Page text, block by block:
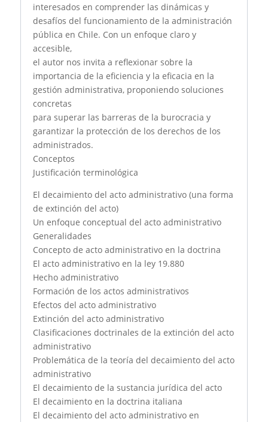
interesados en comprender las dinámicas y
desafíos del funcionamiento de la administración
pública en Chile. Con un enfoque claro y
accesible,
el autor nos invita a reflexionar sobre la
importancia de la eficiencia y la eficacia en la
gestión administrativa, proponiendo soluciones
concretas
para superar las barreras de la burocracia y
garantizar la protección de los derechos de los
administrados.
Conceptos
Justificación terminológica
El decaimiento del acto administrativo (una forma
de extinción del acto)
Un enfoque conceptual del acto administrativo
Generalidades
Concepto de acto administrativo en la doctrina
El acto administrativo en la ley 19.880
Hecho administrativo
Formación de los actos administrativos
Efectos del acto administrativo
Extinción del acto administrativo
Clasificaciones doctrinales de la extinción del acto
administrativo
Problemática de la teoría del decaimiento del acto
administrativo
El decaimiento de la sustancia jurídica del acto
El decaimiento en la doctrina italiana
El decaimiento del acto administrativo en